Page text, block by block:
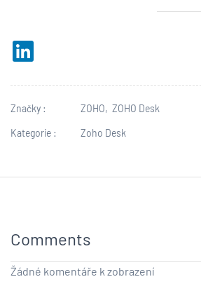
Značky : ZOHO, ZOHO Desk
Kategorie : Zoho Desk
Comments
Žádné komentáře k zobrazení